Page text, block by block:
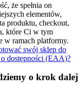
że spełnia on
elementów,
produktu, checkout,
które Ci w tym
w ramach platformy.
swój sklep do
dostępności (EAA)?
o krok dalej